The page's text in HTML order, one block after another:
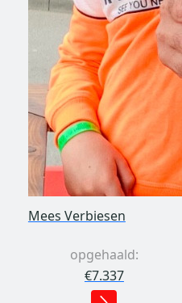
Mees Verbiesen
opgehaald:
€7.337